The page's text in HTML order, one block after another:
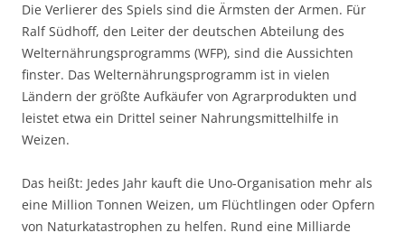
Die Verlierer des Spiels sind die Ärmsten der Armen. Für
Ralf Südhoff, den Leiter der deutschen Abteilung des
Welternährungsprogramms (WFP), sind die Aussichten
finster. Das Welternährungsprogramm ist in vielen
Ländern der größte Aufkäufer von Agrarprodukten und
leistet etwa ein Drittel seiner Nahrungsmittelhilfe in
Weizen.
Das heißt: Jedes Jahr kauft die Uno-Organisation mehr als
eine Million Tonnen Weizen, um Flüchtlingen oder Opfern
von Naturkatastrophen zu helfen. Rund eine Milliarde